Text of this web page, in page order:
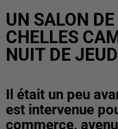
UN SALON
CHELLES
NUIT DE
Il était un peu
est intervenue
commerce,